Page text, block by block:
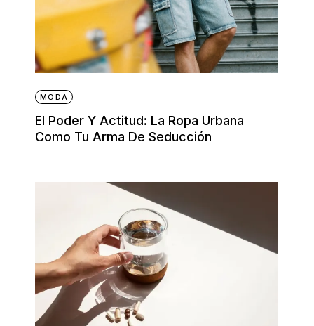
MODA
El Poder Y Actitud: La Ropa Urbana
Como Tu Arma De Seducción